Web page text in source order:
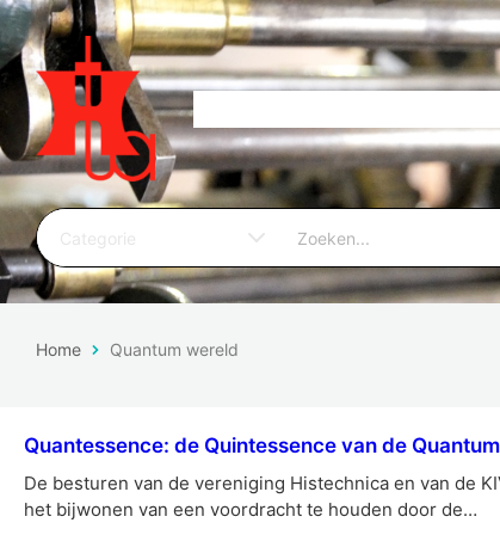
Home Quantum wereld
Quantessence: de Quintessence van de
De besturen van de vereniging Histechnica en van de
het bijwonen van een voordracht te houden door de…